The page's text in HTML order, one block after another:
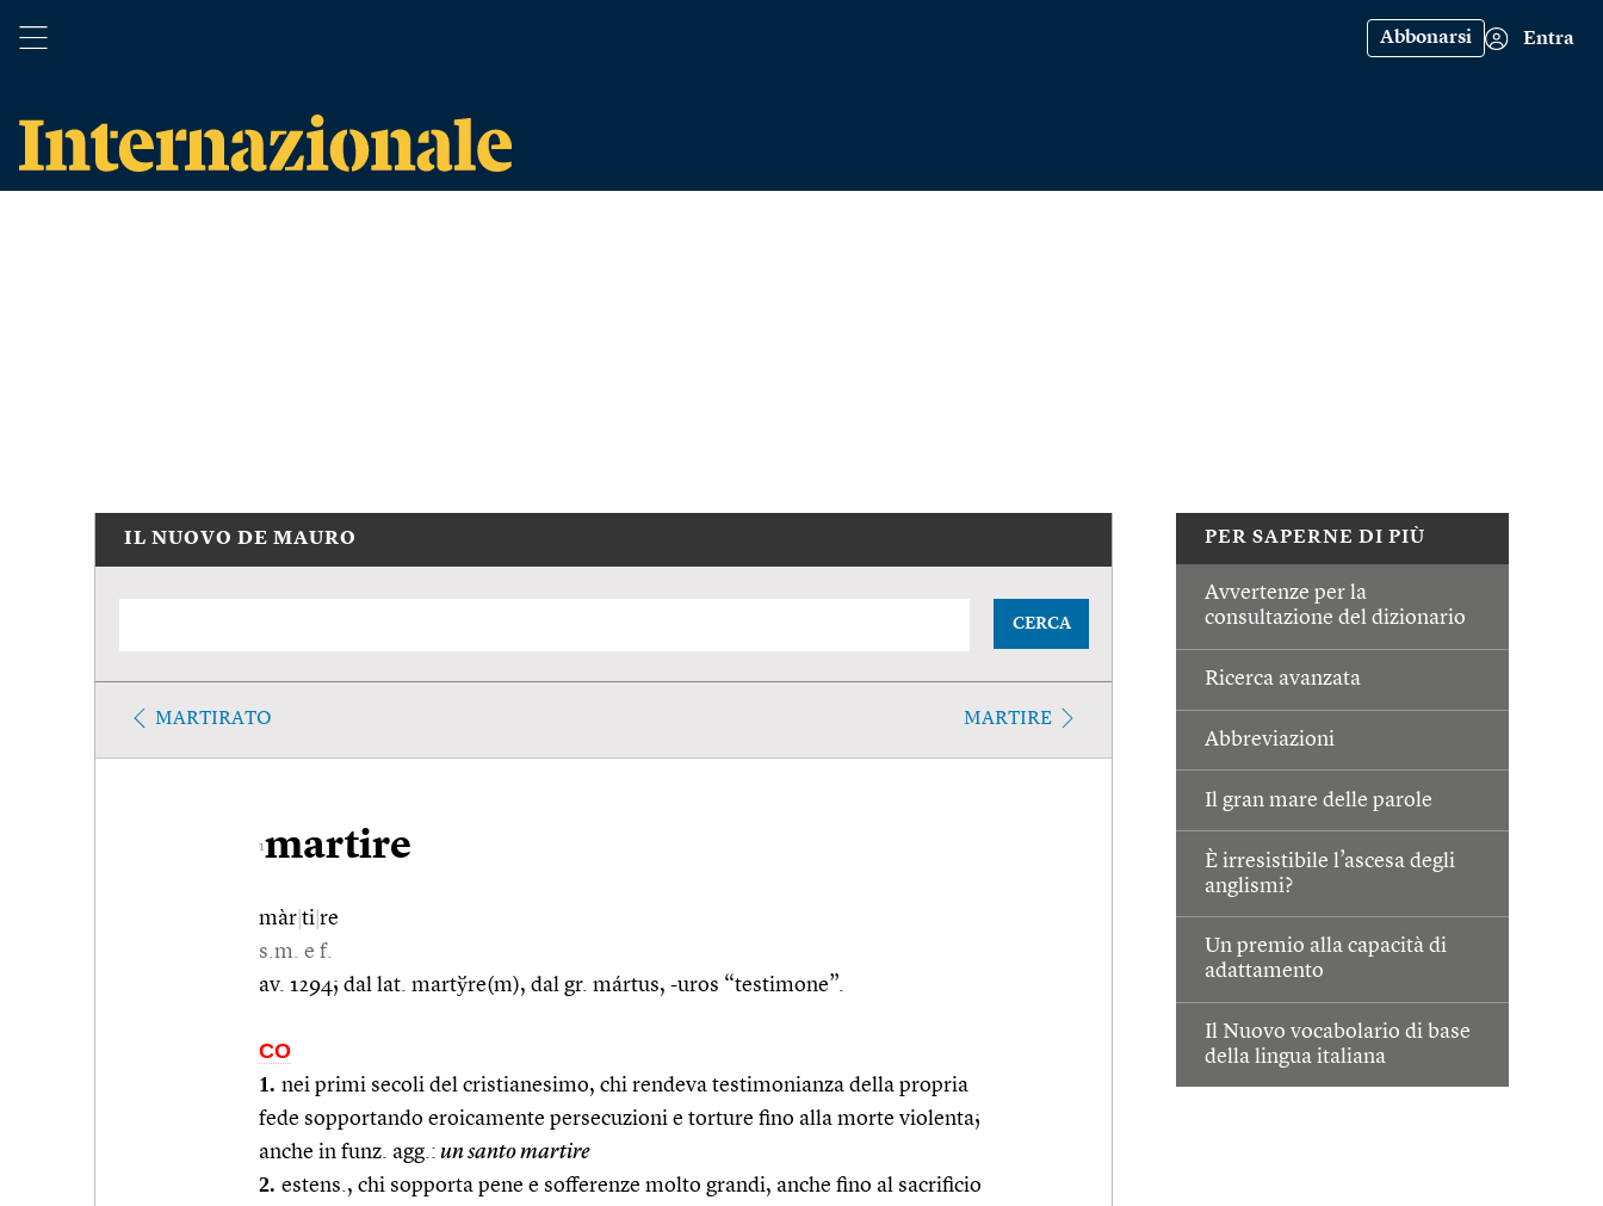
Abbonarsi Entra
PER SAPERNE DI PIÙ
Avvertenze per la
consultazione del dizionario
Ricerca avanzata
Abbreviazioni
Il gran mare delle parole
È irresistibile l’ascesa degli
anglismi?
Un premio alla capacità di
adattamento
Il Nuovo vocabolario di base
della lingua italiana
IL NUOVO DE MAURO
CERCA
MARTIRATO MARTIRE
1martire
màr ti re
s.m. e f.
av. 1294; dal lat. martўre(m), dal gr. mártus, -uros “testimone”.
CO
1. nei primi secoli del cristianesimo, chi rendeva testimonianza della propria
fede sopportando eroicamente persecuzioni e torture fino alla morte violenta;
anche in funz. agg.: un santo martire
2. estens., chi sopporta pene e sofferenze molto grandi, anche fino al sacrificio